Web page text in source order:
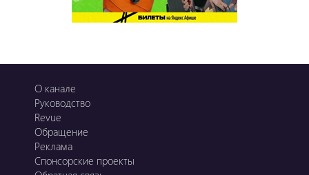
О канале
Руководство
Revue
Обращение
Реклама
Спонсорские проекты